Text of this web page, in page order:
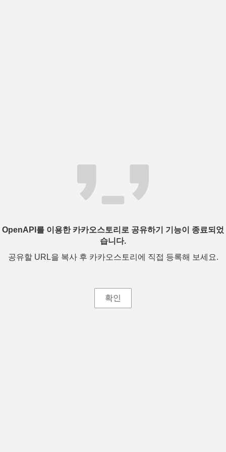
OpenAPI를 이용한 카카오스토리로 공유하기 기능이 종료되었
습니다.
공유할 URL을 복사 후 카카오스토리에 직접 등록해 보세요.
확인